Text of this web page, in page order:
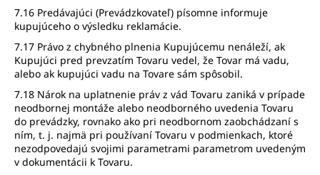
7.16 Predávajúci (Prevádzkovateľ) písomne informuje
kupujúceho o výsledku reklamácie.
7.17 Právo z chybného plnenia Kupujúcemu nenáleží, ak
Kupujúci pred prevzatím Tovaru vedel, že Tovar má vadu,
alebo ak kupujúci vadu na Tovare sám spôsobil.
7.18 Nárok na uplatnenie práv z vád Tovaru zaniká v prípade
neodbornej montáže alebo neodborného uvedenia Tovaru
do prevádzky, rovnako ako pri neodbornom zaobchádzaní s
ním, t. j. najmä pri používaní Tovaru v podmienkach, ktoré
nezodpovedajú svojimi parametrami parametrom uvedeným
v dokumentácii k Tovaru.